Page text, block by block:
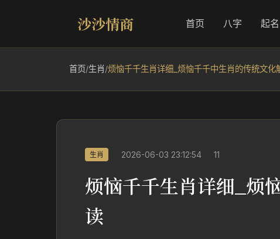
沙沙情商 首页 八字 起名
首页/生肖/烦恼千千生肖详细_烦恼千千中生肖的传统文化
生肖 2026-06-03 23:12:54 11
烦恼千千生肖详细_烦
读